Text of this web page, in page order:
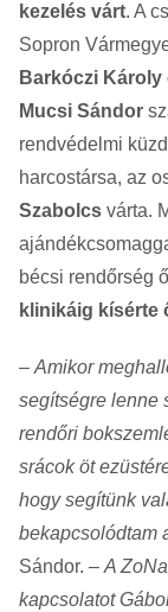
kezelés várt. A
Sopron
Barkóczi
Mucsi Sándor
rendvédelmi
harcostársa, az
Szabolcs várta.
bécsi rendőrség
klinikáig kísérte
– Amikor
segítségre lenne
rendőri
srácok öt
hogy segítünk
bekapcsolódtam
Sándor. – A
kapcsolatot